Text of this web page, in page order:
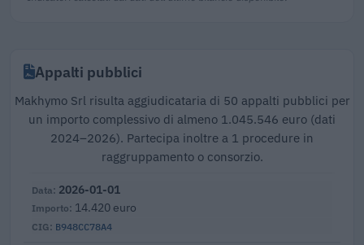
Appalti pubblici
Makhymo Srl risulta aggiudicataria di 50 appalti pubblici per
un importo complessivo di almeno 1.045.546 euro (dati
2024–2026). Partecipa inoltre a 1 procedure in
raggruppamento o consorzio.
B948CC78A4
2026-01-01
14.420 euro